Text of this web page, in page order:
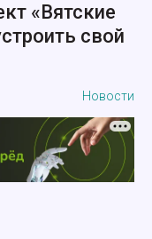
«Вятские
свой
Новости